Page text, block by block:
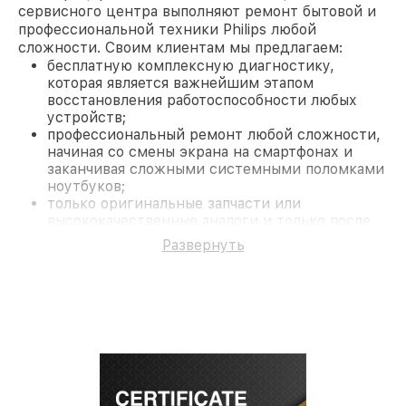
сервисного центра выполняют ремонт бытовой и
профессиональной техники Philips любой
сложности. Своим клиентам мы предлагаем:
бесплатную комплексную диагностику,
которая является важнейшим этапом
восстановления работоспособности любых
устройств;
профессиональный ремонт любой сложности,
начиная со смены экрана на смартфонах и
заканчивая сложными системными поломками
ноутбуков;
только оригинальные запчасти или
согласования с клиентом.
На все работы и замененные комплектующие
безупречной репутацией;
Развернуть